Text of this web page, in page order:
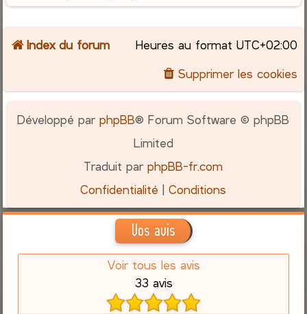
Index du forum Heures au format UTC+02:00
Supprimer les cookies
Développé parphpBB® Forum Software © phpBB
Limited
Traduit parphpBB-fr.com
Confidentialité |Conditions
Vos avis
Voir tous les avis
33 avis